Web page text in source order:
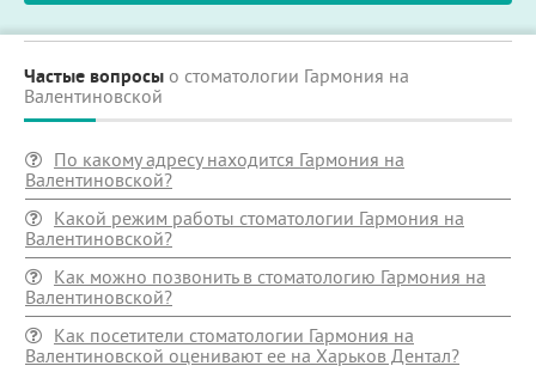
Частые вопросы о стоматологии Гармония на
Валентиновской
По какому адресу находится Гармония на
Валентиновской?
Какой режим работы стоматологии Гармония на
Валентиновской?
Как можно позвонить в стоматологию Гармония на
Валентиновской?
Как посетители стоматологии Гармония на
Валентиновской оценивают ее на Харьков Дентал?